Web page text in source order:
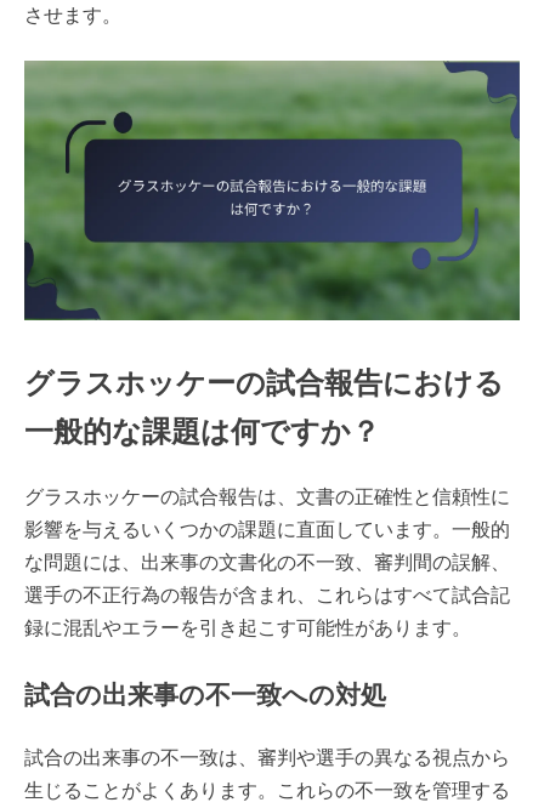
させます。
グラスホッケーの試合報告における
一般的な課題は何ですか？
グラスホッケーの試合報告は、文書の正確性と信頼性に
影響を与えるいくつかの課題に直面しています。一般的
な問題には、出来事の文書化の不一致、審判間の誤解、
選手の不正行為の報告が含まれ、これらはすべて試合記
録に混乱やエラーを引き起こす可能性があります。
試合の出来事の不一致への対処
試合の出来事の不一致は、審判や選手の異なる視点から
生じることがよくあります。これらの不一致を管理する